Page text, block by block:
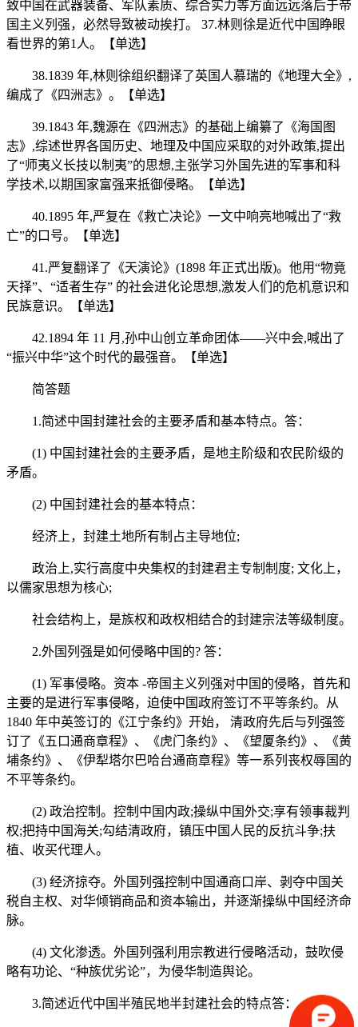
致中国在武器装备、军队素质、综合实力等方面远远落后于帝
国主义列强，必然导致被动挨打。 37.林则徐是近代中国睁眼
看世界的第1人。【单选】
38.1839 年,林则徐组织翻译了英国人慕瑞的《地理大全》,
编成了《四洲志》。【单选】
39.1843 年,魏源在《四洲志》的基础上编纂了《海国图
志》,综述世界各国历史、地理及中国应采取的对外政策,提出
了“师夷义长技以制夷”的思想,主张学习外国先进的军事和科
学技术,以期国家富强来抵御侵略。【单选】
40.1895 年,严复在《救亡决论》一文中响亮地喊出了“救
亡”的口号。【单选】
41.严复翻译了《天演论》(1898 年正式出版)。他用“物竟
天择”、“适者生存” 的社会进化论思想,激发人们的危机意识和
民族意识。【单选】
42.1894 年 11 月,孙中山创立革命团体——兴中会,喊出了
“振兴中华”这个时代的最强音。【单选】
简答题
1.简述中国封建社会的主要矛盾和基本特点。答：
(1) 中国封建社会的主要矛盾，是地主阶级和农民阶级的
矛盾。
(2) 中国封建社会的基本特点：
经济上，封建土地所有制占主导地位;
政治上,实行高度中央集权的封建君主专制制度; 文化上，
以儒家思想为核心;
社会结构上，是族权和政权相结合的封建宗法等级制度。
2.外国列强是如何侵略中国的? 答：
(1) 军事侵略。资本 -帝国主义列强对中国的侵略，首先和
主要的是进行军事侵略，迫使中国政府签订不平等条约。从
1840 年中英签订的《江宁条约》开始， 清政府先后与列强签
订了《五口通商章程》、《虎门条约》、《望厦条约》、《黄
埔条约》、《伊犁塔尔巴哈台通商章程》等一系列丧权辱国的
不平等条约。
(2) 政治控制。控制中国内政;操纵中国外交;享有领事裁判
权;把持中国海关;勾结清政府，镇压中国人民的反抗斗争;扶
植、收买代理人。
(3) 经济掠夺。外国列强控制中国通商口岸、剥夺中国关
税自主权、对华倾销商品和资本输出，并逐渐操纵中国经济命
脉。
(4) 文化渗透。外国列强利用宗教进行侵略活动，鼓吹侵
略有功论、“种族优劣论”，为侵华制造舆论。
3.简述近代中国半殖民地半封建社会的特点答：